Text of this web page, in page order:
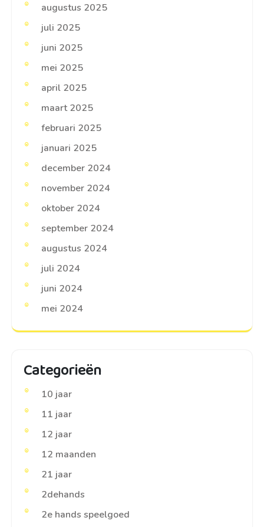
augustus 2025
juli 2025
juni 2025
mei 2025
april 2025
maart 2025
februari 2025
januari 2025
december 2024
november 2024
oktober 2024
september 2024
augustus 2024
juli 2024
juni 2024
mei 2024
Categorieën
10 jaar
11 jaar
12 jaar
12 maanden
21 jaar
2dehands
2e hands speelgoed